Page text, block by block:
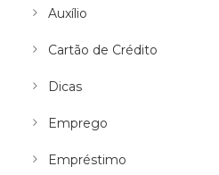
Auxílio
Cartão de Crédito
Dicas
Emprego
Empréstimo